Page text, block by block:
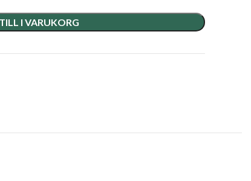
I VARUKORG